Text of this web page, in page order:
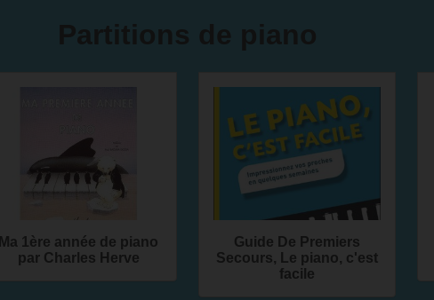
Ma 1ère année de piano
par Charles Herve
Guide De Premiers
Secours, Le piano, c'est
facile